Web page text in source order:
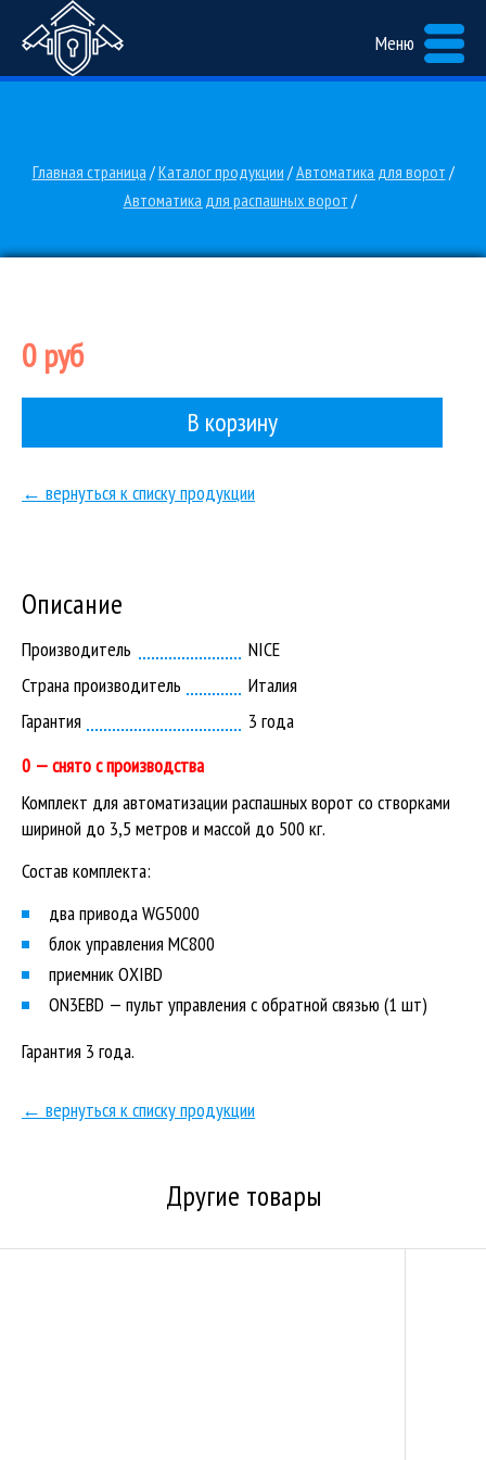
Меню
Главная страница /Каталог продукции /Автоматика для ворот /
Автоматика для распашных ворот /
0 руб
В корзину
← вернуться к списку продукции
Описание
Производитель
NICE
Страна производитель
Италия
Гарантия
3 года
0 — снято с производства
Комплект для автоматизации распашных ворот со створками
шириной до 3,5 метров и массой до 500 кг.
Состав комплекта:
два привода WG5000
блок управления MC800
приемник OXIBD
ON3EBD — пульт управления с обратной связью (1 шт)
Гарантия 3 года.
← вернуться к списку продукции
Другие товары